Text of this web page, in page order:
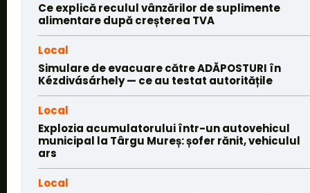
Ce explică reculul vânzărilor de suplimente
alimentare după creșterea TVA
Local
Simulare de evacuare către ADĂPOSTURI în
Kézdivásárhely — ce au testat autoritățile
Local
Explozia acumulatorului într-un autovehicul
municipal la Târgu Mureș: șofer rănit, vehiculul
ars
Local